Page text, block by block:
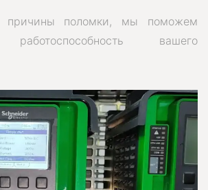
причины поломки, мы поможем
работоспособность вашего